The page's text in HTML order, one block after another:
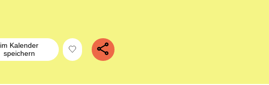
im Kalender
speichern